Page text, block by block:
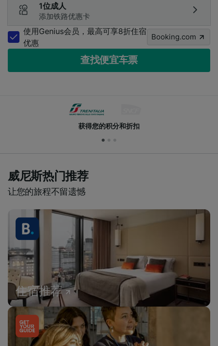
1位成人
添加铁路优惠卡
使用Genius会员，最高可享8折住宿
优惠
Booking.com
查找便宜车票
获得您的积分和折扣
威尼斯热门推荐
让您的旅程不留遗憾
住宿推荐